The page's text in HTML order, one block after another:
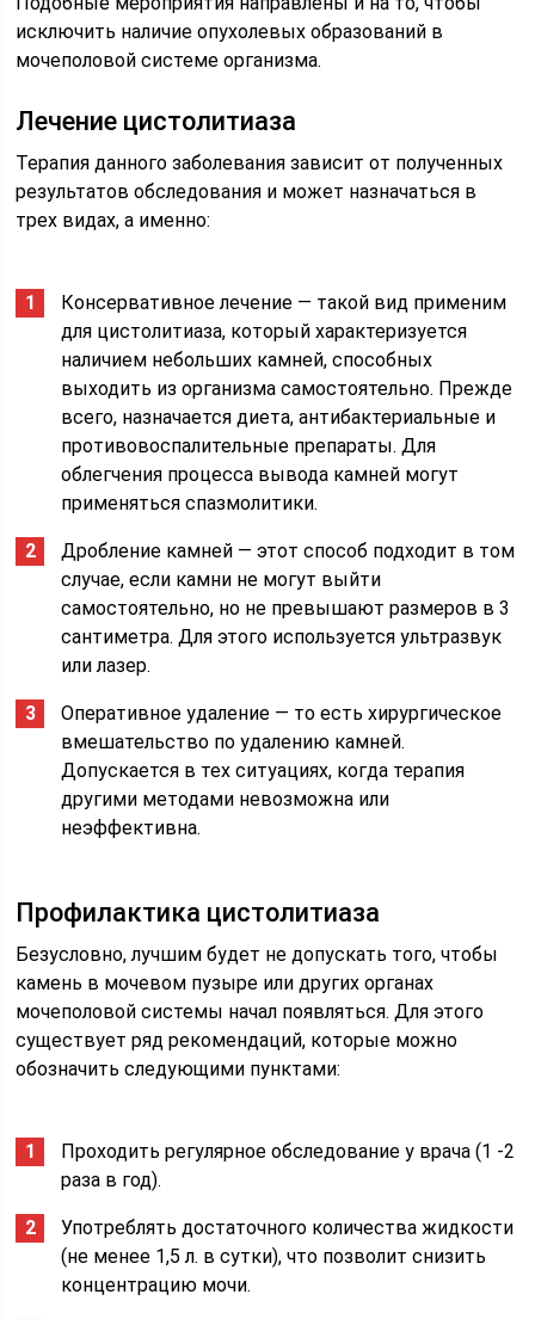
исключить наличие опухолевых образований в
мочеполовой системе организма.
Лечение цистолитиаза
Терапия данного заболевания зависит от полученных
результатов обследования и может назначаться в
трех видах, а именно:
Консервативное лечение — такой вид применим
для цистолитиаза, который характеризуется
наличием небольших камней, способных
выходить из организма самостоятельно. Прежде
всего, назначается диета, антибактериальные и
противовоспалительные препараты. Для
облегчения процесса вывода камней могут
применяться спазмолитики.
Дробление камней — этот способ подходит в том
случае, если камни не могут выйти
самостоятельно, но не превышают размеров в 3
сантиметра. Для этого используется ультразвук
или лазер.
Оперативное удаление — то есть хирургическое
вмешательство по удалению камней.
Допускается в тех ситуациях, когда терапия
другими методами невозможна или
неэффективна.
Профилактика цистолитиаза
Безусловно, лучшим будет не допускать того, чтобы
камень в мочевом пузыре или других органах
мочеполовой системы начал появляться. Для этого
существует ряд рекомендаций, которые можно
обозначить следующими пунктами:
Проходить регулярное обследование у врача (1 -2
раза в год).
Употреблять достаточного количества жидкости
(не менее 1,5 л. в сутки), что позволит снизить
концентрацию мочи.